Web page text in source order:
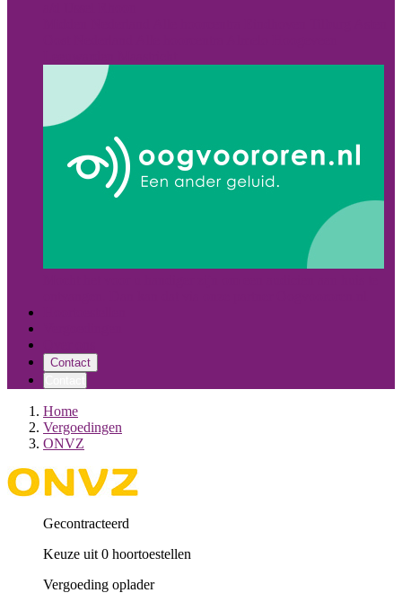
Contact
Home
Vergoedingen
ONVZ
Gecontracteerd
Keuze uit 0 hoortoestellen
Vergoeding oplader